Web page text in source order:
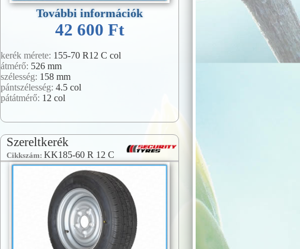
További információk
42 600 Ft
kerék mérete: 155-70 R12 C col
átmérő: 526 mm
szélesség: 158 mm
pántszélesség: 4.5 col
pátátmérő: 12 col
Szereltkerék
Cikkszám: KK185-60 R 12 C